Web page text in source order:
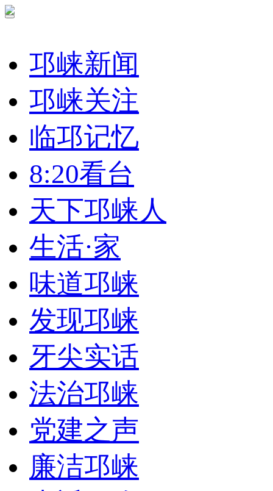
邛崃新闻
邛崃关注
临邛记忆
8:20看台
天下邛崃人
生活·家
味道邛崃
发现邛崃
牙尖实话
法治邛崃
党建之声
廉洁邛崃